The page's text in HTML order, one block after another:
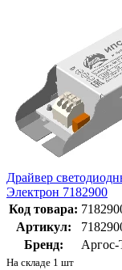
Драйвер
Электрон 7182900
Код товара:
Артикул:
Бренд:
Аргос-
На складе 1 шт